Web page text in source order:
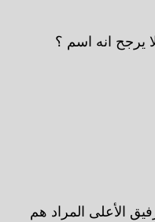
يرجح انه اسم ؟
الأعلى المراد هم